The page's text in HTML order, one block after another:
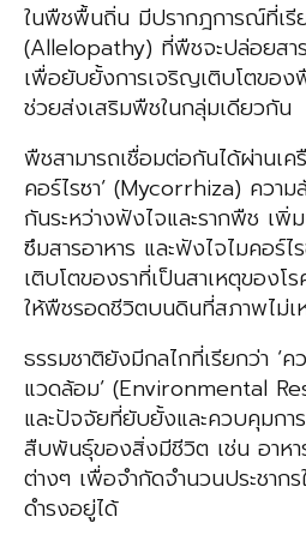
ในพืชพื้นถิ่น มีปรากฎการณ์ที่เรีย
(Allelopathy) ที่พืชจะปล่อยสา
เพื่อยับยั้งการเจริญเติบโตของ
ช่วยส่งเสริมพืชในกลุ่มเดียวกัน
พืชสามารถเชื่อมต่อกันได้ผ่านเค
คอร์ไรซา’ (Mycorrhiza) คว
กันระหว่างฟังไจและรากพืช เพิ่
ซึมสารอาหาร และฟังไจไมคอร์
เติบโตของราที่เป็นสาเหตุของ
ให้พืชรอดชีวิตบนดินที่สภาพไม่เ
ธรรมชาติยังมีกลไกที่เรียกว่า ‘
แวดล้อม’ (Environmental
และปัจจัยที่ยับยั้งและควบคุมกา
สืบพันธุ์ของสิ่งมีชีวิต เช่น อาหา
ต่างๆ เพื่อจำกัดจำนวนประชาก
ดำรงอยู่ได้